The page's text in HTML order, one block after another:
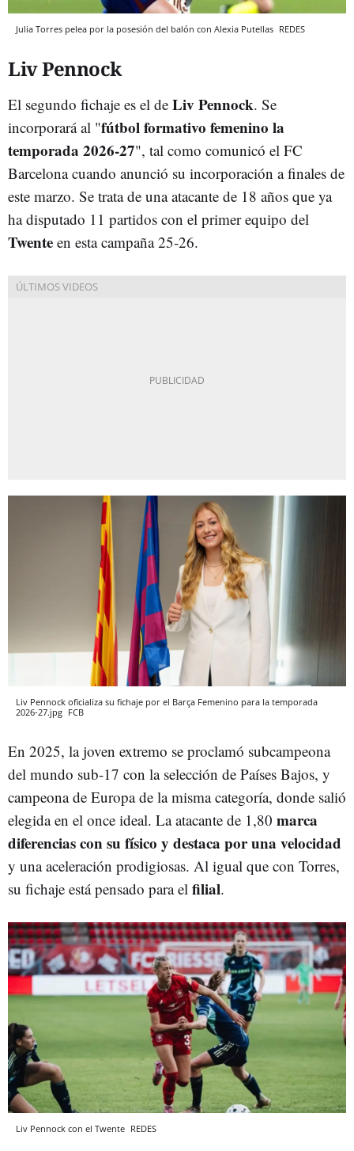
Julia Torres pelea por la posesión del balón con Alexia Putellas REDES
Liv Pennock
El segundo fichaje es el de Liv Pennock. Se
incorporará al "fútbol formativo femenino la
temporada 2026-27", tal como comunicó el FC
Barcelona cuando anunció su incorporación a finales de
este marzo. Se trata de una atacante de 18 años que ya
ha disputado 11 partidos con el primer equipo del
Twente en esta campaña 25-26.
Liv Pennock oficializa su fichaje por el Barça Femenino para la temporada
2026-27.jpg FCB
En 2025, la joven extremo se proclamó subcampeona
del mundo sub-17 con la selección de Países Bajos, y
campeona de Europa de la misma categoría, donde salió
elegida en el once ideal. La atacante de 1,80 marca
diferencias con su físico y destaca por una velocidad
y una aceleración prodigiosas. Al igual que con Torres,
su fichaje está pensado para el filial.
Liv Pennock con el Twente REDES